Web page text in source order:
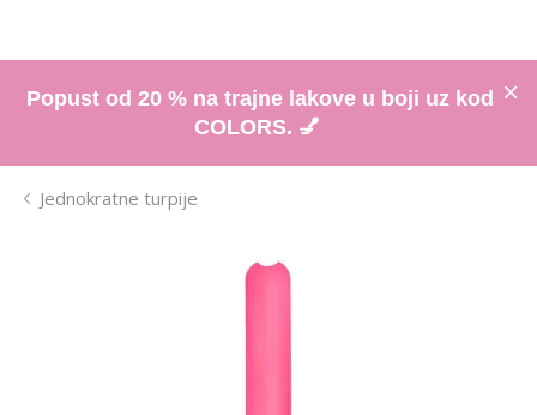
Popust od 20 % na trajne lakove u boji uz kod
COLORS. 💅
Jednokratne turpije